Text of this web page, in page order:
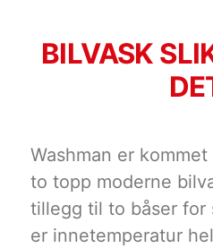
BILVASK
Washman er
to topp moderne
tillegg til to båser for
er innetemperatur